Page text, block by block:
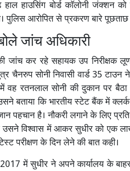
हाउसिंग बोर्ड कॉलोनी जंक्शन
पुलिस आरोपित से प्रकरण बारे
जांच अधिकारी
जांच कर रहे सहायक उप निरीक्षक
चैनरुप सोनी निवासी वार्ड 35 टाउन
वह रतनलाल सोनी की दुकान पर बैठा
बताया कि भारतीय स्टेट बैंक में
पहचान है। नौकरी लगाने के लिए
विश्वास में आकर सुधीर को एक
परीक्षण के दिन लेने की बात कही।
में सुधीर ने अपने कार्यालय के